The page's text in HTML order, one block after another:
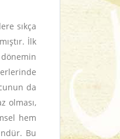
sıkça
İlk
da
olması,
hem
Bu